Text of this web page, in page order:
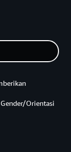
Orientasi